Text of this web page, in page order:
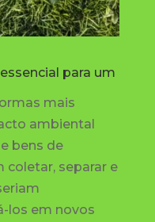
para um
mais
ambiental
bens de
coletar, separar e
los em novos